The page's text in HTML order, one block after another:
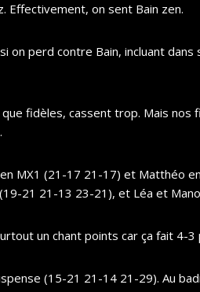
Effectivement, on sent Bain zen.
on perd contre Bain, incluant
fidèles, cassent trop. Mais
MX1 (21-17 21-17) et Matthéo
21 21-13 23-21), et Léa et
un chant points car ça fait 4-3
(15-21 21-14 21-29). Au